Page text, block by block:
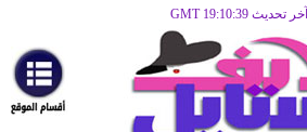
آخر تحديث GMT 19:10:39
مرأة
أزياء